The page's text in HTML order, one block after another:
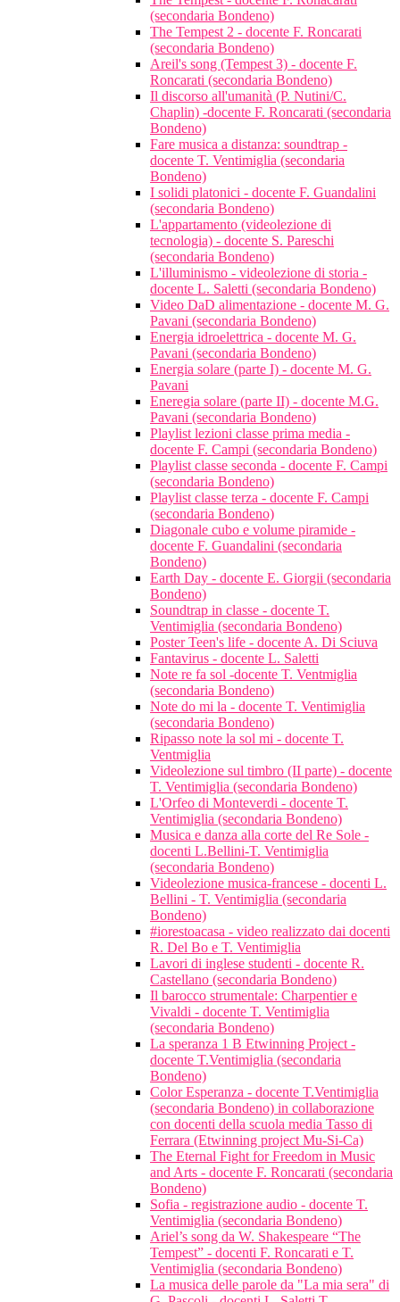
(secondaria Bondeno)
The Tempest 2 - docente F. Roncarati
(secondaria Bondeno)
Areil's song (Tempest 3) - docente F.
Roncarati (secondaria Bondeno)
Il discorso all'umanità (P. Nutini/C.
Chaplin) -docente F. Roncarati (secondaria
Bondeno)
Fare musica a distanza: soundtrap -
docente T. Ventimiglia (secondaria
Bondeno)
I solidi platonici - docente F. Guandalini
(secondaria Bondeno)
L'appartamento (videolezione di
tecnologia) - docente S. Pareschi
(secondaria Bondeno)
L'illuminismo - videolezione di storia -
docente L. Saletti (secondaria Bondeno)
Video DaD alimentazione - docente M. G.
Pavani (secondaria Bondeno)
Energia idroelettrica - docente M. G.
Pavani (secondaria Bondeno)
Energia solare (parte I) - docente M. G.
Pavani
Eneregia solare (parte II) - docente M.G.
Pavani (secondaria Bondeno)
Playlist lezioni classe prima media -
docente F. Campi (secondaria Bondeno)
Playlist classe seconda - docente F. Campi
(secondaria Bondeno)
Playlist classe terza - docente F. Campi
(secondaria Bondeno)
Diagonale cubo e volume piramide -
docente F. Guandalini (secondaria
Bondeno)
Earth Day - docente E. Giorgii (secondaria
Bondeno)
Soundtrap in classe - docente T.
Ventimiglia (secondaria Bondeno)
Poster Teen's life - docente A. Di Sciuva
Fantavirus - docente L. Saletti
Note re fa sol -docente T. Ventmiglia
(secondaria Bondeno)
Note do mi la - docente T. Ventimiglia
(secondaria Bondeno)
Ripasso note la sol mi - docente T.
Ventmiglia
Videolezione sul timbro (II parte) - docente
T. Ventimiglia (secondaria Bondeno)
L'Orfeo di Monteverdi - docente T.
Ventimiglia (secondaria Bondeno)
Musica e danza alla corte del Re Sole -
docenti L.Bellini-T. Ventimiglia
(secondaria Bondeno)
Videolezione musica-francese - docenti L.
Bellini - T. Ventimiglia (secondaria
Bondeno)
#iorestoacasa - video realizzato dai docenti
R. Del Bo e T. Ventimiglia
Lavori di inglese studenti - docente R.
Castellano (secondaria Bondeno)
Il barocco strumentale: Charpentier e
Vivaldi - docente T. Ventimiglia
(secondaria Bondeno)
La speranza 1 B Etwinning Project -
docente T.Ventimiglia (secondaria
Bondeno)
Color Esperanza - docente T.Ventimiglia
(secondaria Bondeno) in collaborazione
con docenti della scuola media Tasso di
Ferrara (Etwinning project Mu-Si-Ca)
The Eternal Fight for Freedom in Music
and Arts - docente F. Roncarati (secondaria
Bondeno)
Sofia - registrazione audio - docente T.
Ventimiglia (secondaria Bondeno)
Ariel’s song da W. Shakespeare “The
Tempest” - docenti F. Roncarati e T.
Ventimiglia (secondaria Bondeno)
La musica delle parole da "La mia sera" di